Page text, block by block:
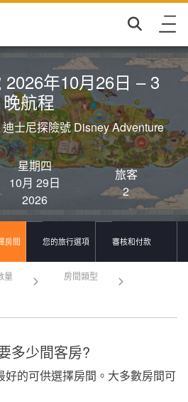
年10月26日 – 3
晚航程
士尼探險號 Disney Adventure
星期四
10月 29日
2026
旅客
2
房間 您的旅行選項 審核和付款
量 房間類型
多少間客房?
好的可供選擇房間。大多數房間可